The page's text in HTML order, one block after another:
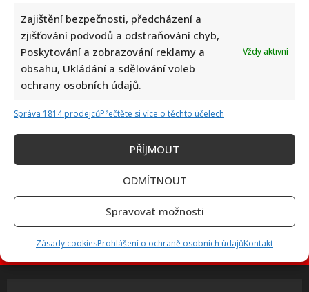
Zajištění bezpečnosti, předcházení a
zjišťování podvodů a odstraňování chyb,
Poskytování a zobrazování reklamy a
obsahu, Ukládání a sdělování voleb
ochrany osobních údajů.
Vždy aktivní
Správa 1814 prodejcůPřečtěte si více o těchto účelech
PŘÍJMOUT
ODMÍTNOUT
Spravovat možnosti
Zásady cookiesProhlášení o ochraně osobních údajůKontakt
Test vědomostí o lidském těle: Kdo získá 10 z 10 bodů,
pamatuje si biologii ze základní školy dokonale
Nejhezčí česká herečka roku 2026: Do úzkého výběru se
dostalo jen 5 jmen. Sandeva i Geislerová měly jistotu